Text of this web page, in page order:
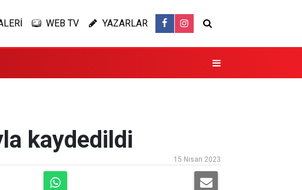
WEB TV YAZARLAR
kaydedildi
15 Nisan 2023